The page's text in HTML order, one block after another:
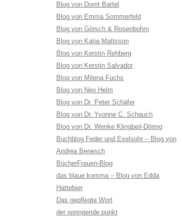
Blog von Dorrit Bartel
Blog von Emma Sommerfeld
Blog von Görsch & Rosenbohm
Blog von Katja Mattsson
Blog von Kerstin Rehberg
Blog von Kerstin Salvador
Blog von Milena Fuchs
Blog von Neo Helm
Blog von Dr. Peter Schäfer
Blog von Dr. Yvonne C. Schauch
Blog von Dr. Wenke Klingbeil-Döring
Buchblog Feder und Eselsohr – Blog von
Andrea Benesch
BücherFrauen-Blog
das blaue komma – Blog von Edda
Hattebier
Das gepflegte Wort
der springende punkt